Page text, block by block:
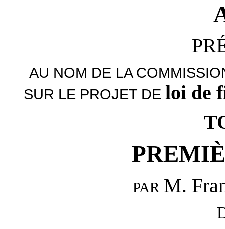
AU NOM DE LA
SUR LE PROJET DE loi de
PAR M.